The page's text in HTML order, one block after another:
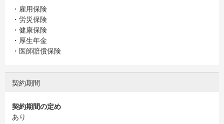
・雇用保険
・労災保険
・健康保険
・厚生年金
・医師賠償保険
契約期間
契約期間の定め
あり